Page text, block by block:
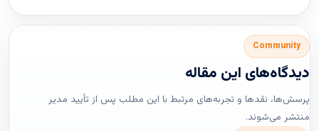
Community
دیدگاه‌های این مقاله
پرسش‌ها، نقدها و تجربه‌های مرتبط با این مطلب پس از تأیید مدیر
منتشر می‌شوند.